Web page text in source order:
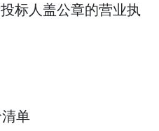
标人盖公章的营业执
单